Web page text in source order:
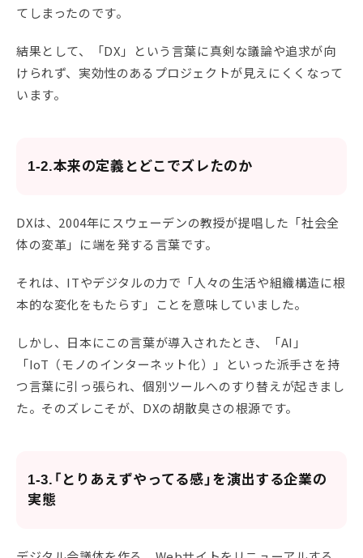
てしまったのです。
結果として、「DX」という言葉に真剣な議論や追求が向
けられず、実効性のあるプロジェクトが見えにくくなって
います。
1-2.本来の定義とどこでズレたのか
DXは、2004年にスウェーデンの教授が提唱した「社会全
体の変革」に端を発する言葉です。
それは、ITやデジタルの力で「人々の生活や組織構造に根
本的な変化をもたらす」ことを意味していました。
しかし、日本にこの言葉が導入されたとき、「AI」
「IoT（モノのインターネット化）」といった派手さを持
つ言葉に引っ張られ、個別ツールへのすり替えが起きまし
た。そのズレこそが、DXの胡散臭さの根源です。
1-3.「とりあえずやってる感」を演出する企業の
実態